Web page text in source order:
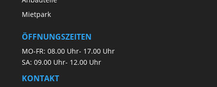
Mietpark
ÖFFNUNGSZEITEN
MO-FR: 08.00 Uhr- 17.00 Uhr
SA: 09.00 Uhr- 12.00 Uhr
KONTAKT